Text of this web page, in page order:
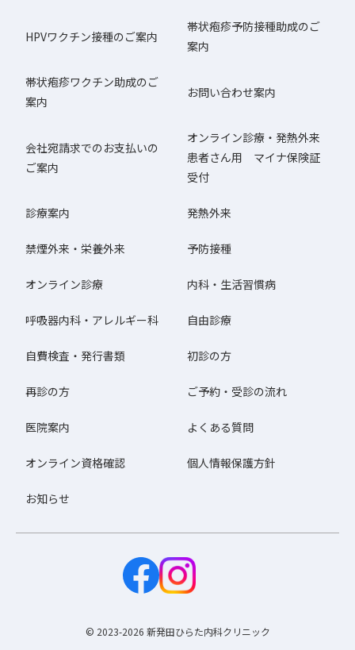
HPVワクチン接種のご案内
帯状疱疹予防接種助成のご
案内
帯状疱疹ワクチン助成のご
案内
お問い合わせ案内
会社宛請求でのお支払いの
ご案内
オンライン診療・発熱外来
患者さん用 マイナ保険証
受付
診療案内 発熱外来
禁煙外来・栄養外来 予防接種
オンライン診療 内科・生活習慣病
呼吸器内科・アレルギー科 自由診療
自費検査・発行書類 初診の方
再診の方 ご予約・受診の流れ
医院案内 よくある質問
オンライン資格確認 個人情報保護方針
お知らせ
© 2023-2026 新発田ひらた内科クリニック